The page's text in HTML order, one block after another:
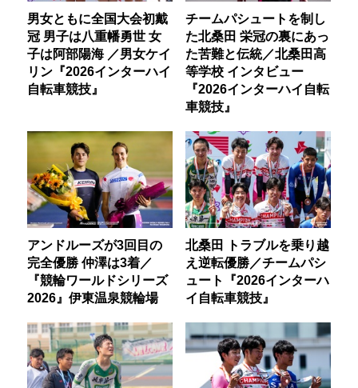
男女ともに全国大会初戴
冠 男子は八重幡勇世 女
子は阿部陽海 ／男女ケイ
リン『2026インターハイ
自転車競技』
チームパシュートを制し
た北桑田 栄冠の裏にあっ
た苦難と伝統／北桑田高
等学校 インタビュー
『2026インターハイ自転
車競技』
アンドルーズが3回目の
完全優勝 仲澤は3着／
『競輪ワールドシリーズ
2026』伊東温泉競輪場
北桑田 トラブルを乗り越
え逆転優勝／チームパシ
ュート『2026インターハ
イ自転車競技』